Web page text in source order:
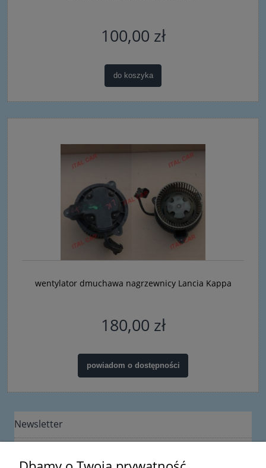
100,00 zł
do koszyka
wentylator dmuchawa nagrzewnicy Lancia Kappa
180,00 zł
powiadom o dostępności
Newsletter